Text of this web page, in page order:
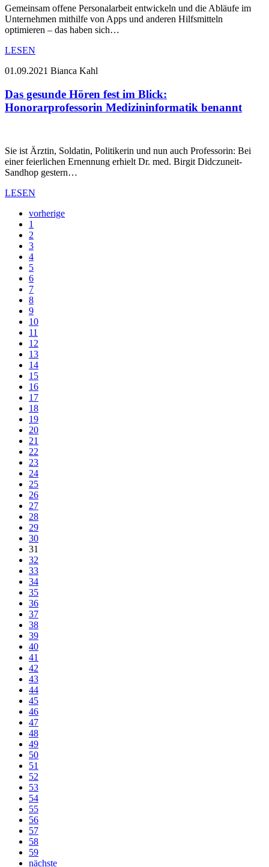
Gemeinsam offene Personalarbeit entwickeln und die Abläufe im
Unternehmen mithilfe von Apps und anderen Hilfsmitteln
optimieren – das haben sich…
LESEN
01.09.2021 Bianca Kahl
Das gesunde Hören fest im Blick:
Honorarprofessorin Medizininformatik benannt
Sie ist Ärztin, Soldatin, Politikerin und nun auch Professorin: Bei
einer feierlichen Ernennung erhielt Dr. med. Birgit Didczuneit-
Sandhop gestern…
LESEN
vorherige
1
2
3
4
5
6
7
8
9
10
11
12
13
14
15
16
17
18
19
20
21
22
23
24
25
26
27
28
29
30
31
32
33
34
35
36
37
38
39
40
41
42
43
44
45
46
47
48
49
50
51
52
53
54
55
56
57
58
59
nächste